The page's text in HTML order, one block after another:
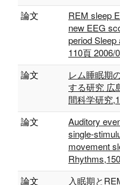
論文
REM sleep
new EEG
period
110頁 2006/
論文
レム睡眠期
する研究 広
間科学研究
論文
Auditory
single-
movement
論文
入眠期と